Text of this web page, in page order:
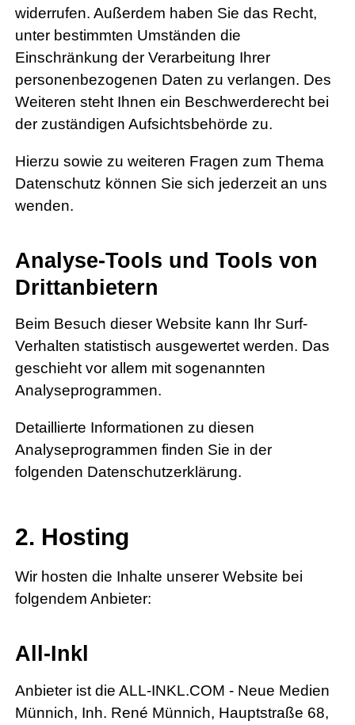
widerrufen. Außerdem haben Sie das Recht,
unter bestimmten Umständen die
Einschränkung der Verarbeitung Ihrer
personenbezogenen Daten zu verlangen. Des
Weiteren steht Ihnen ein Beschwerderecht bei
der zuständigen Aufsichtsbehörde zu.
Hierzu sowie zu weiteren Fragen zum Thema
Datenschutz können Sie sich jederzeit an uns
wenden.
Analyse-Tools und Tools von
Dritt­anbietern
Beim Besuch dieser Website kann Ihr Surf-
Verhalten statistisch ausgewertet werden. Das
geschieht vor allem mit sogenannten
Analyseprogrammen.
Detaillierte Informationen zu diesen
Analyseprogrammen finden Sie in der
folgenden Datenschutzerklärung.
2. Hosting
Wir hosten die Inhalte unserer Website bei
folgendem Anbieter:
All-Inkl
Anbieter ist die ALL-INKL.COM - Neue Medien
Münnich, Inh. René Münnich, Hauptstraße 68,